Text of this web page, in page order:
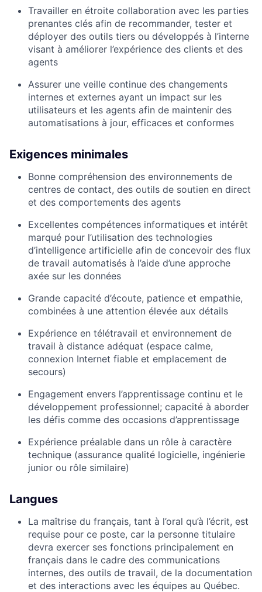
Travailler en étroite collaboration avec les parties
prenantes clés afin de recommander, tester et
déployer des outils tiers ou développés à l’interne
visant à améliorer l’expérience des clients et des
agents
Assurer une veille continue des changements
internes et externes ayant un impact sur les
utilisateurs et les agents afin de maintenir des
automatisations à jour, efficaces et conformes
Exigences minimales
Bonne compréhension des environnements de
centres de contact, des outils de soutien en direct
et des comportements des agents
Excellentes compétences informatiques et intérêt
marqué pour l’utilisation des technologies
d’intelligence artificielle afin de concevoir des flux
de travail automatisés à l’aide d’une approche
axée sur les données
Grande capacité d’écoute, patience et empathie,
combinées à une attention élevée aux détails
Expérience en télétravail et environnement de
travail à distance adéquat (espace calme,
connexion Internet fiable et emplacement de
secours)
Engagement envers l’apprentissage continu et le
développement professionnel; capacité à aborder
les défis comme des occasions d’apprentissage
Expérience préalable dans un rôle à caractère
technique (assurance qualité logicielle, ingénierie
junior ou rôle similaire)
Langues
La maîtrise du français, tant à l’oral qu’à l’écrit, est
requise pour ce poste, car la personne titulaire
devra exercer ses fonctions principalement en
français dans le cadre des communications
internes, des outils de travail, de la documentation
et des interactions avec les équipes au Québec.